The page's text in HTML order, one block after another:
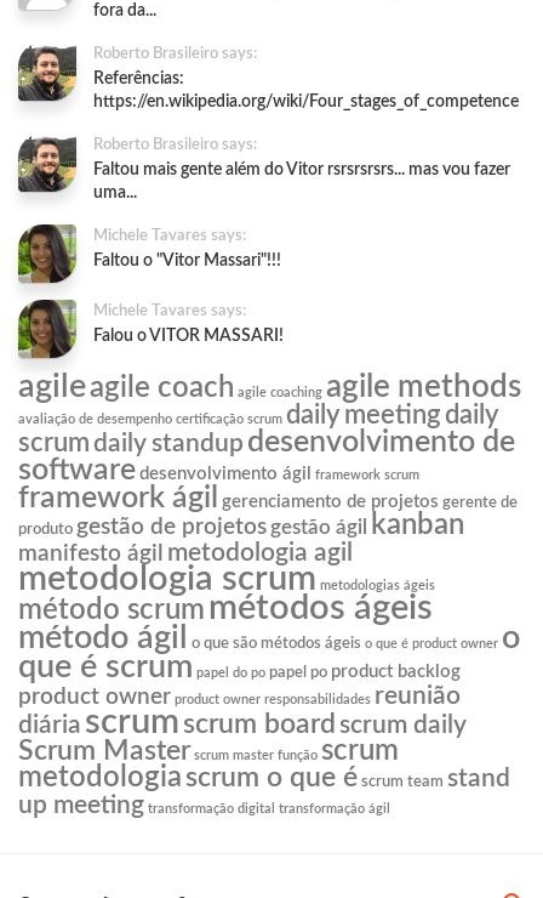
fora da...
Roberto Brasileiro says:
Referências:
https://en.wikipedia.org/wiki/Four_stages_of_competence
Roberto Brasileiro says:
Faltou mais gente além do Vitor rsrsrsrsrs... mas vou fazer
uma...
Michele Tavares says:
Faltou o "Vitor Massari"!!!
Michele Tavares says:
Falou o VITOR MASSARI!
agileagile coach agile coaching agile methods
avaliação de desempenho certificação scrum daily meeting daily
scrumdaily standup desenvolvimento de
software desenvolvimento ágil framework scrum
framework ágil gerenciamento de projetos gerente de
produto gestão de projetos gestão ágil kanban
manifesto ágil metodologia agil
metodologia scrum metodologias ágeis
método scrum métodos ágeis
método ágil o que são métodos ágeis o que é product owner o
que é scrum papel do po papel po product backlog
product owner product owner responsabilidades reunião
diária scrum scrum board scrum daily
Scrum Master scrum master função scrum
metodologia scrum o que é scrum team stand
up meeting transformação digital transformação ágil